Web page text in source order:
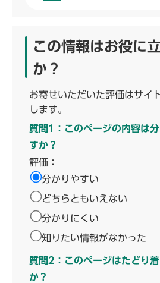
この情報はお役に
か？
お寄せいただいた評価はサイ
します。
質問1：このページの内容は
すか？
評価：
分かりやすい
どちらともいえない
分かりにくい
知りたい情報がなかった
質問2：このページはたどり
か？